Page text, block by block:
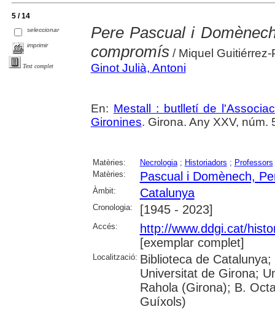
5 / 14
seleccionar
imprimir
Text complet
Pere Pascual i
compromís/ Miquel Guitiérrez-
Ginot Julià, Antoni
En: Mestall : butlletí de
Gironines. Girona. Any XXV, núm.
Matèries: Necrologia; Historiadors ; Professors
Matèries:
Pascual i Domènech,
Àmbit: Catalunya
Cronologia: [1945 - 2023]
Accés:
http://www.ddgi.cat/
[exemplar complet]
Localització: Biblioteca de
Universitat de Girona;
Rahola (Girona); B.
Guíxols)